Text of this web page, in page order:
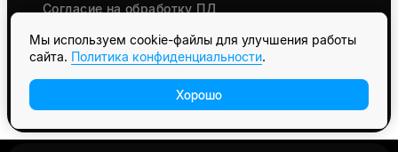
Согласие на обработку ПД
Отзыв о сайте Разработка сайта
Мы используем cookie-файлы для улучшения работы
сайта. Политика конфиденциальности.
Хорошо